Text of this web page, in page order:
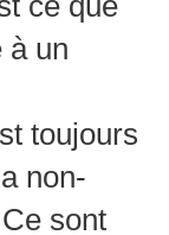
à un
toujours
non-
Ce sont